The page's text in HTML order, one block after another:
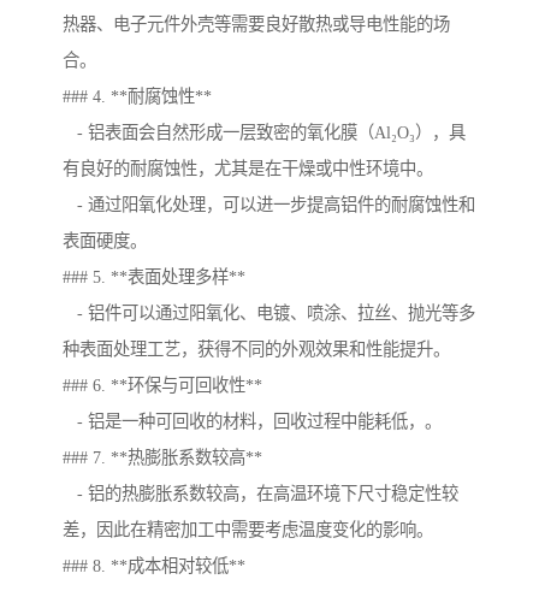
热器、电子元件外壳等需要良好散热或导电性能的场
合。
### 4. **耐腐蚀性**
- 铝表面会自然形成一层致密的氧化膜（Al₂O₃），具
有良好的耐腐蚀性，尤其是在干燥或中性环境中。
- 通过阳氧化处理，可以进一步提高铝件的耐腐蚀性和
表面硬度。
### 5. **表面处理多样**
- 铝件可以通过阳氧化、电镀、喷涂、拉丝、抛光等多
种表面处理工艺，获得不同的外观效果和性能提升。
### 6. **环保与可回收性**
- 铝是一种可回收的材料，回收过程中能耗低，。
### 7. **热膨胀系数较高**
- 铝的热膨胀系数较高，在高温环境下尺寸稳定性较
差，因此在精密加工中需要考虑温度变化的影响。
### 8. **成本相对较低**